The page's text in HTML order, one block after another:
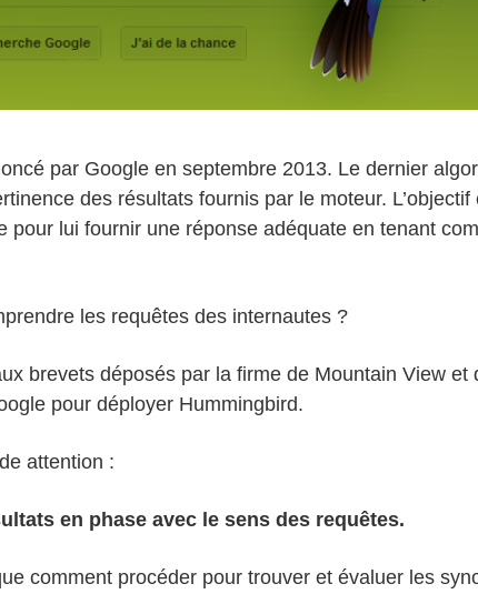
par Google en septembre 2013. Le dernier
des résultats fournis par le moteur. L’objectif
pour lui fournir une réponse adéquate en tenant
les requêtes des internautes ?
brevets déposés par la firme de Mountain View et
pour déployer Hummingbird.
attention :
en phase avec le sens des requêtes.
comment procéder pour trouver et évaluer les